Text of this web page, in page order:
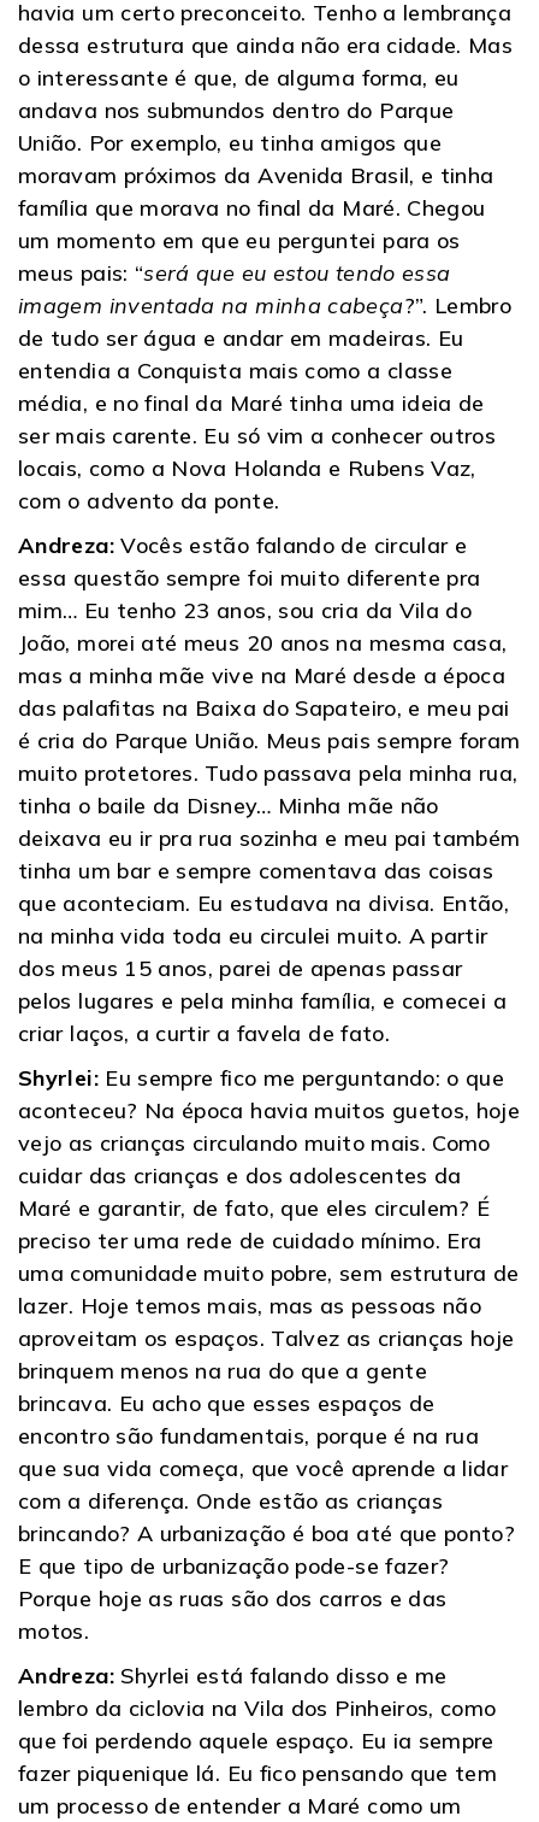
havia um certo preconceito. Tenho a lembrança
dessa estrutura que ainda não era cidade. Mas
o interessante é que, de alguma forma, eu
andava nos submundos dentro do Parque
União. Por exemplo, eu tinha amigos que
moravam próximos da Avenida Brasil, e tinha
família que morava no final da Maré. Chegou
um momento em que eu perguntei para os
meus pais: “será que eu estou tendo essa
imagem inventada na minha cabeça?”. Lembro
de tudo ser água e andar em madeiras. Eu
entendia a Conquista mais como a classe
média, e no final da Maré tinha uma ideia de
ser mais carente. Eu só vim a conhecer outros
locais, como a Nova Holanda e Rubens Vaz,
com o advento da ponte.
Andreza:Vocês estão falando de circular e
essa questão sempre foi muito diferente pra
mim… Eu tenho 23 anos, sou cria da Vila do
João, morei até meus 20 anos na mesma casa,
mas a minha mãe vive na Maré desde a época
das palafitas na Baixa do Sapateiro, e meu pai
é cria do Parque União. Meus pais sempre foram
muito protetores. Tudo passava pela minha rua,
tinha o baile da Disney… Minha mãe não
deixava eu ir pra rua sozinha e meu pai também
tinha um bar e sempre comentava das coisas
que aconteciam. Eu estudava na divisa. Então,
na minha vida toda eu circulei muito. A partir
dos meus 15 anos, parei de apenas passar
pelos lugares e pela minha família, e comecei a
criar laços, a curtir a favela de fato.
Shyrlei:Eu sempre fico me perguntando: o que
aconteceu? Na época havia muitos guetos, hoje
vejo as crianças circulando muito mais. Como
cuidar das crianças e dos adolescentes da
Maré e garantir, de fato, que eles circulem? É
preciso ter uma rede de cuidado mínimo. Era
uma comunidade muito pobre, sem estrutura de
lazer. Hoje temos mais, mas as pessoas não
aproveitam os espaços. Talvez as crianças hoje
brinquem menos na rua do que a gente
brincava. Eu acho que esses espaços de
encontro são fundamentais, porque é na rua
que sua vida começa, que você aprende a lidar
com a diferença. Onde estão as crianças
brincando? A urbanização é boa até que ponto?
E que tipo de urbanização pode-se fazer?
Porque hoje as ruas são dos carros e das
motos.
Andreza:Shyrlei está falando disso e me
lembro da ciclovia na Vila dos Pinheiros, como
que foi perdendo aquele espaço. Eu ia sempre
fazer piquenique lá. Eu fico pensando que tem
um processo de entender a Maré como um